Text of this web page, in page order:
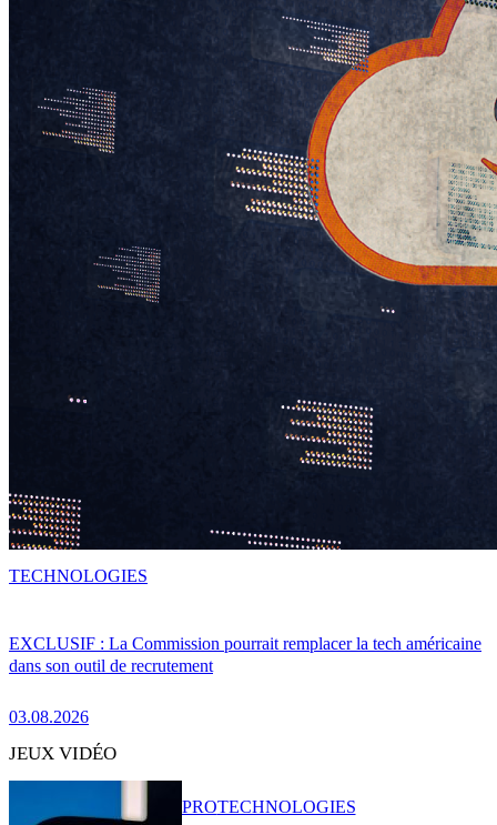
EXCLUSIF : La Commission pourrait remplacer la tech américaine
dans son outil de recrutement
03.08.2026
TECHNOLOGIES
JEUX VIDÉO
PROTECHNOLOGIES